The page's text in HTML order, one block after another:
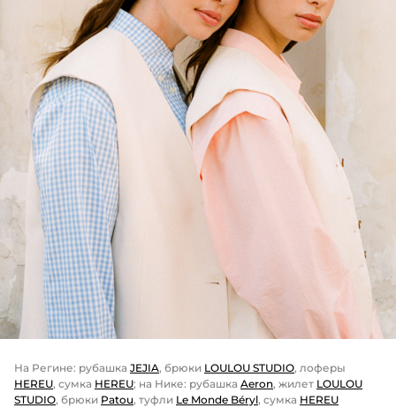
На Регине: рубашка JEJIA, брюки LOULOU STUDIO, лоферы
HEREU, сумка HEREU; на Нике: рубашка Aeron, жилет LOULOU
STUDIO, брюки Patou, туфли Le Monde Béryl, сумка HEREU